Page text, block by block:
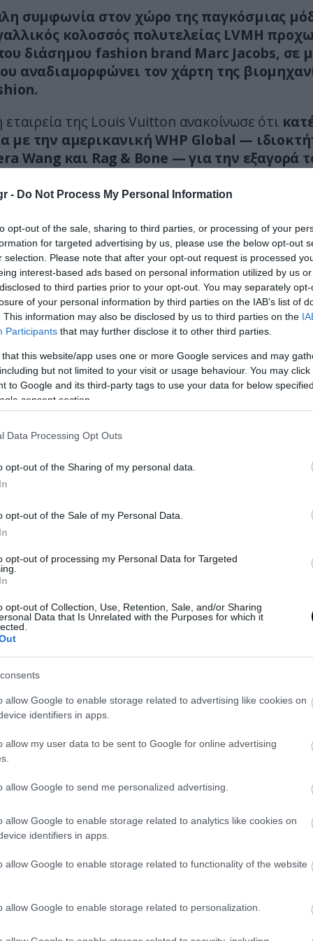
- Do Not Process My Personal Information
opt-out of the sale, sharing to third parties, or processing of your
for targeted advertising by us, please use the below opt-out
selection. Please note that after your opt-out request is processed
interest-based ads based on personal information utilized by us
to third parties prior to your opt-out. You may separately
of your personal information by third parties on the IAB’s list of
This information may also be disclosed by us to third parties on the
Participants that may further disclose it to other third parties.
that this website/app uses one or more Google services and may
but not limited to your visit or usage behaviour. You may
to Google and its third-party tags to use your data for below
consent section.
Data Processing Opt Outs
opt-out of the Sharing of my personal data.
opt-out of the Sale of my Personal Data.
opt-out of processing my Personal Data for Targeted
opt-out of Collection, Use, Retention, Sale, and/or Sharing
Data that Is Unrelated with the Purposes for which it
allow Google to enable storage related to advertising like cookies on
identifiers in apps.
allow my user data to be sent to Google for online advertising
allow Google to send me personalized advertising.
allow Google to enable storage related to analytics like cookies on
identifiers in apps.
allow Google to enable storage related to functionality of the website
allow Google to enable storage related to personalization.
συμφωνία στον χώρο της παγκόσμιας
κολοσσός πολυτελείας LVMH
διάσημου fashion brand Marc Jacobs, σε
αναδιαμορφώνει τον χάρτη της
εταιρεία της Louis Vuitton ανακοίνωσε ότι
με την αμερικανική WHP Global —
Wang και Rag & Bone — για την εξαγορά
μόδας.
με έδρα τη Νέα Υόρκη, διαχειρίζεται
σήματα και, μετά την προσθήκη της Marc
να ξεπεράσει τα 9,5 δισ. δολάρια σε
πωλήσεις. Ο όμιλος καταγράφει ετήσια
δολαρίων.
και το νέο σχήμα
Group, ιδιοκτήτρια της Karl Lagerfeld και
με την WHP Global στην ιδιοκτησία της
της συμφωνίας, οι WHP Global και G-III
ιδιοκτησίας του Marc Jacobs. Η G-III θα
του brand σε παγκόσμιο επίπεδο, ενώ η WHP θα
όροι της συμφωνίας δεν έχουν
της συναλλαγής εκτιμάται ότι κυμαίνεται
(726 εκατ. ευρώ) και 1 δισ. δολαρίων (854
με τη Wall Street Journal. Η συμφωνία
πριν από το τέλος του έτους.
αποχωρεί από το Marc Jacobs
βάζει τέλος σε μια σχέση σχεδόν 30 ετών
το Marc Jacobs, σε μια περίοδο όπου οι μεγάλοι
τα χαρτοφυλάκιά τους και
παγκόσμια δυναμική.
σε μια περίοδο κατά την οποία η αγορά
εξακολουθεί να αντιμετωπίζει πιέσεις από
αβεβαιότητα και την επιβράδυνση της
τη Μέση Ανατολή να επηρεάζει ιδιαίτερα τον
επηρέασαν αρνητικά τις πωλήσεις της LVMH,
περίπου μία ποσοστιαία μονάδα από τα